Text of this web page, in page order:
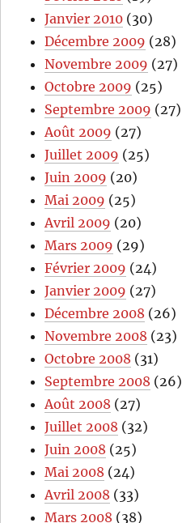
Janvier 2010 (30)
Décembre 2009 (28)
Novembre 2009 (27)
Octobre 2009 (25)
Septembre 2009 (27)
Août 2009 (27)
Juillet 2009 (25)
Juin 2009 (20)
Mai 2009 (25)
Avril 2009 (20)
Mars 2009 (29)
Février 2009 (24)
Janvier 2009 (27)
Décembre 2008 (26)
Novembre 2008 (23)
Octobre 2008 (31)
Septembre 2008 (26)
Août 2008 (27)
Juillet 2008 (32)
Juin 2008 (25)
Mai 2008 (24)
Avril 2008 (33)
Mars 2008 (38)